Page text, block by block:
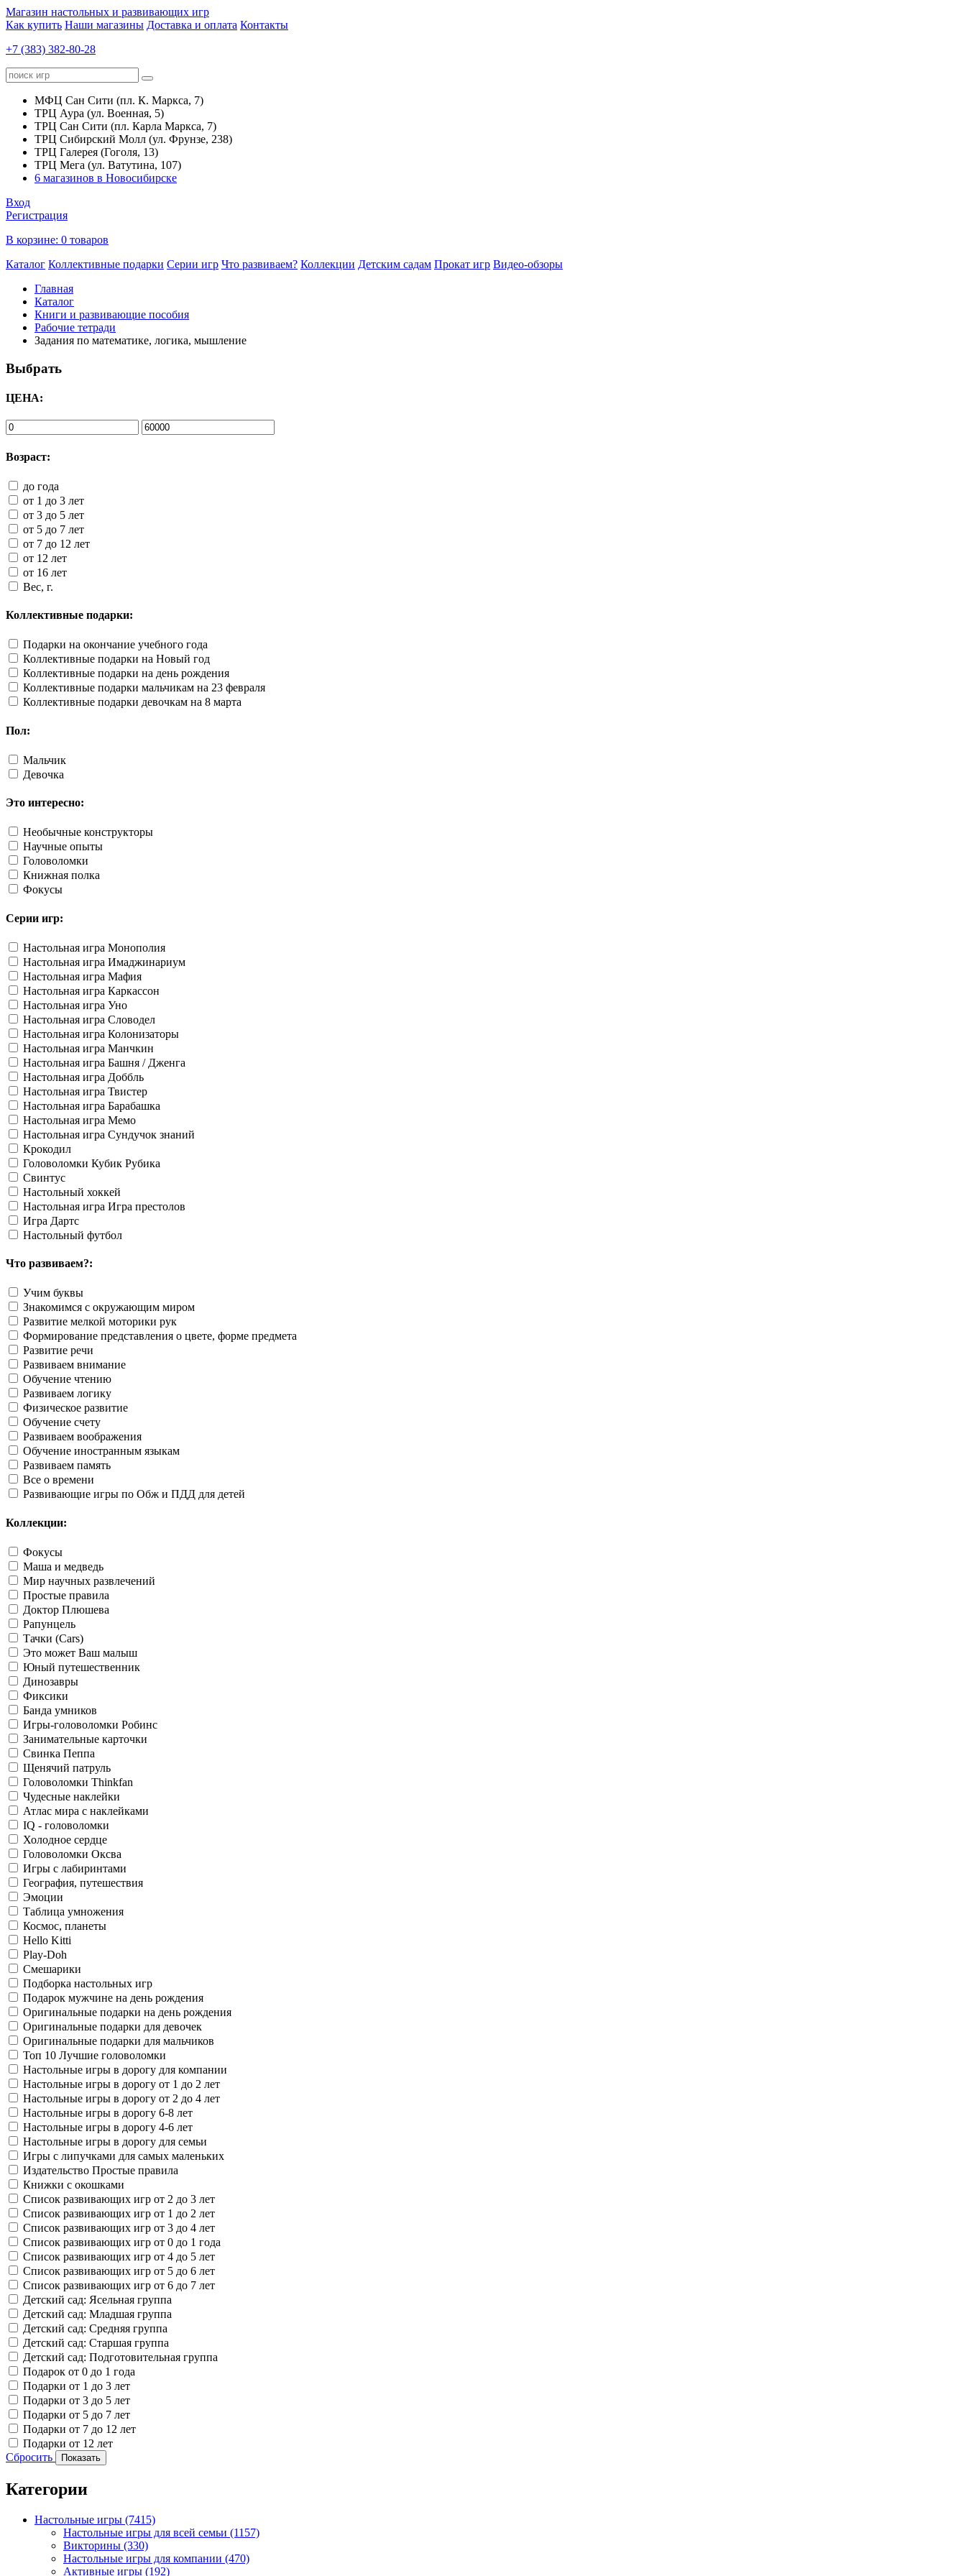
Магазин настольных и развивающих игр
Как купить Наши магазины Доставка и оплата Контакты
+7 (383) 382-80-28
МФЦ Сан Сити (пл. К. Маркса, 7)
ТРЦ Аура (ул. Военная, 5)
ТРЦ Сан Сити (пл. Карла Маркса, 7)
ТРЦ Сибирский Молл (ул. Фрунзе, 238)
ТРЦ Галерея (Гоголя, 13)
ТРЦ Мега (ул. Ватутина, 107)
6 магазинов в Новосибирске
Вход
Регистрация
В корзине: 0 товаров
Каталог Коллективные подарки Серии игр Что развиваем? Коллекции Детским садам Прокат игр Видео-обзоры
Главная
Каталог
Книги и развивающие пособия
Рабочие тетради
Задания по математике, логика, мышление
Выбрать
ЦЕНА:
Возраст:
до года
от 1 до 3 лет
от 3 до 5 лет
от 5 до 7 лет
от 7 до 12 лет
от 12 лет
от 16 лет
Вес, г.
Коллективные подарки:
Подарки на окончание учебного года
Коллективные подарки на Новый год
Коллективные подарки на день рождения
Коллективные подарки мальчикам на 23 февраля
Коллективные подарки девочкам на 8 марта
Пол:
Мальчик
Девочка
Это интересно:
Необычные конструкторы
Научные опыты
Головоломки
Книжная полка
Фокусы
Серии игр:
Настольная игра Монополия
Настольная игра Имаджинариум
Настольная игра Мафия
Настольная игра Каркассон
Настольная игра Уно
Настольная игра Словодел
Настольная игра Колонизаторы
Настольная игра Манчкин
Настольная игра Башня / Дженга
Настольная игра Доббль
Настольная игра Твистер
Настольная игра Барабашка
Настольная игра Мемо
Настольная игра Сундучок знаний
Крокодил
Головоломки Кубик Рубика
Свинтус
Настольный хоккей
Настольная игра Игра престолов
Игра Дартс
Настольный футбол
Что развиваем?:
Учим буквы
Знакомимся с окружающим миром
Развитие мелкой моторики рук
Формирование представления о цвете, форме предмета
Развитие речи
Развиваем внимание
Обучение чтению
Развиваем логику
Физическое развитие
Обучение счету
Развиваем воображения
Обучение иностранным языкам
Развиваем память
Все о времени
Развивающие игры по Обж и ПДД для детей
Коллекции:
Фокусы
Маша и медведь
Мир научных развлечений
Простые правила
Доктор Плюшева
Рапунцель
Тачки (Cars)
Это может Ваш малыш
Юный путешественник
Динозавры
Фиксики
Банда умников
Игры-головоломки Робинс
Занимательные карточки
Свинка Пеппа
Щенячий патруль
Головоломки Thinkfan
Чудесные наклейки
Атлас мира с наклейками
IQ - головоломки
Холодное сердце
Головоломки Оксва
Игры с лабиринтами
География, путешествия
Эмоции
Таблица умножения
Космос, планеты
Hello Kitti
Play-Doh
Смешарики
Подборка настольных игр
Подарок мужчине на день рождения
Оригинальные подарки на день рождения
Оригинальные подарки для девочек
Оригинальные подарки для мальчиков
Топ 10 Лучшие головоломки
Настольные игры в дорогу для компании
Настольные игры в дорогу от 1 до 2 лет
Настольные игры в дорогу от 2 до 4 лет
Настольные игры в дорогу 6-8 лет
Настольные игры в дорогу 4-6 лет
Настольные игры в дорогу для семьи
Игры с липучками для самых маленьких
Издательство Простые правила
Книжки с окошками
Список развивающих игр от 2 до 3 лет
Список развивающих игр от 1 до 2 лет
Список развивающих игр от 3 до 4 лет
Список развивающих игр от 0 до 1 года
Список развивающих игр от 4 до 5 лет
Список развивающих игр от 5 до 6 лет
Список развивающих игр от 6 до 7 лет
Детский сад: Ясельная группа
Детский сад: Младшая группа
Детский сад: Средняя группа
Детский сад: Старшая группа
Детский сад: Подготовительная группа
Подарок от 0 до 1 года
Подарки от 1 до 3 лет
Подарки от 3 до 5 лет
Подарки от 5 до 7 лет
Подарки от 7 до 12 лет
Подарки от 12 лет
Сбросить
Показать
Категории
Настольные игры (7415)
Настольные игры для всей семьи (1157)
Викторины (330)
Настольные игры для компании (470)
Активные игры (192)